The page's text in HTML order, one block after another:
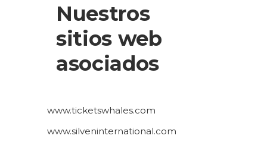
Nuestros
sitios web
asociados
www.ticketswhales.com
www.silveninternational.com